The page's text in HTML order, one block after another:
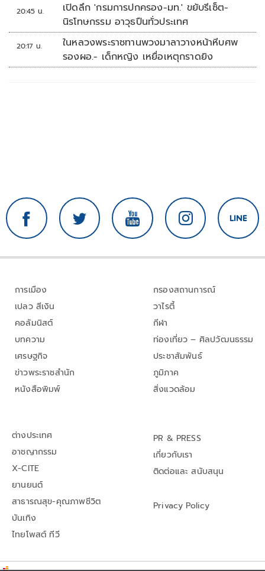
20:45 น.
เปิดลึก 'กรมการปกครอง-มท.' ขยับรีเซ็ต-
นิรโทษกรรม อาวุธปืนทั่วประเทศ
20:17 น.
ในหลวงพระราชทานพวงมาลาวางหน้าหีบศพ
รองผอ.- เด็กหญิง เหยื่อเหตุกราดยิง
การเมือง
เปลว สีเงิน
คอลัมนิสต์
บทความ
เศรษฐกิจ
ข่าวพระราชสำนัก
หนังสือพิมพ์
กรองสถานการณ์
วาไรตี้
กีฬา
ท่องเที่ยว – ศิลปวัฒนธรรม
ประชาสัมพันธ์
ภูมิภาค
สิ่งแวดล้อม
ต่างประเทศ
อาชญากรรม
X-CITE
ยานยนต์
สาธารณสุข-คุณภาพชีวิต
บันเทิง
ไทยโพสต์ ทีวี
PR & PRESS
เกี่ยวกับเรา
ติดต่อและ สนับสนุน
Privacy Policy